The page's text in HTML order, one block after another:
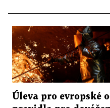
Úleva pro evropské